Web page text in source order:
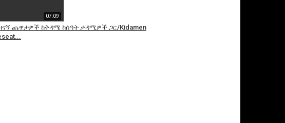
07:09
ጨዋታዎች ከቅዳሜ ከሰዓት ታዳሚዎች ጋር/Kidamen